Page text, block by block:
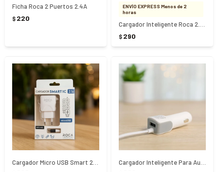
Ficha Roca 2 Puertos 2.4A
$ 220
ENVÍO EXPRESS Menos de 2
horas
$ 290